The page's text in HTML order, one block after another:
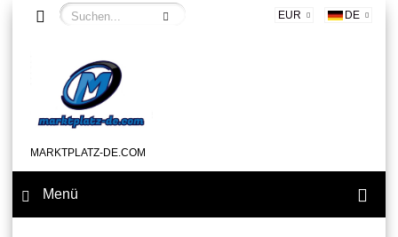
EUR DE
MARKTPLATZ-DE.COM
Menü